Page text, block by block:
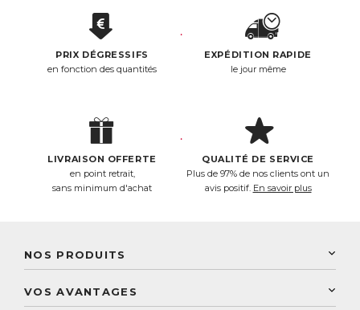
PRIX DÉGRESSIFS
en fonction des quantités
EXPÉDITION RAPIDE
le jour même
LIVRAISON OFFERTE
en point retrait,
sans minimum d'achat
QUALITÉ DE SERVICE
Plus de 97% de nos clients ont un
avis positif. En savoir plus
NOS PRODUITS
VOS AVANTAGES